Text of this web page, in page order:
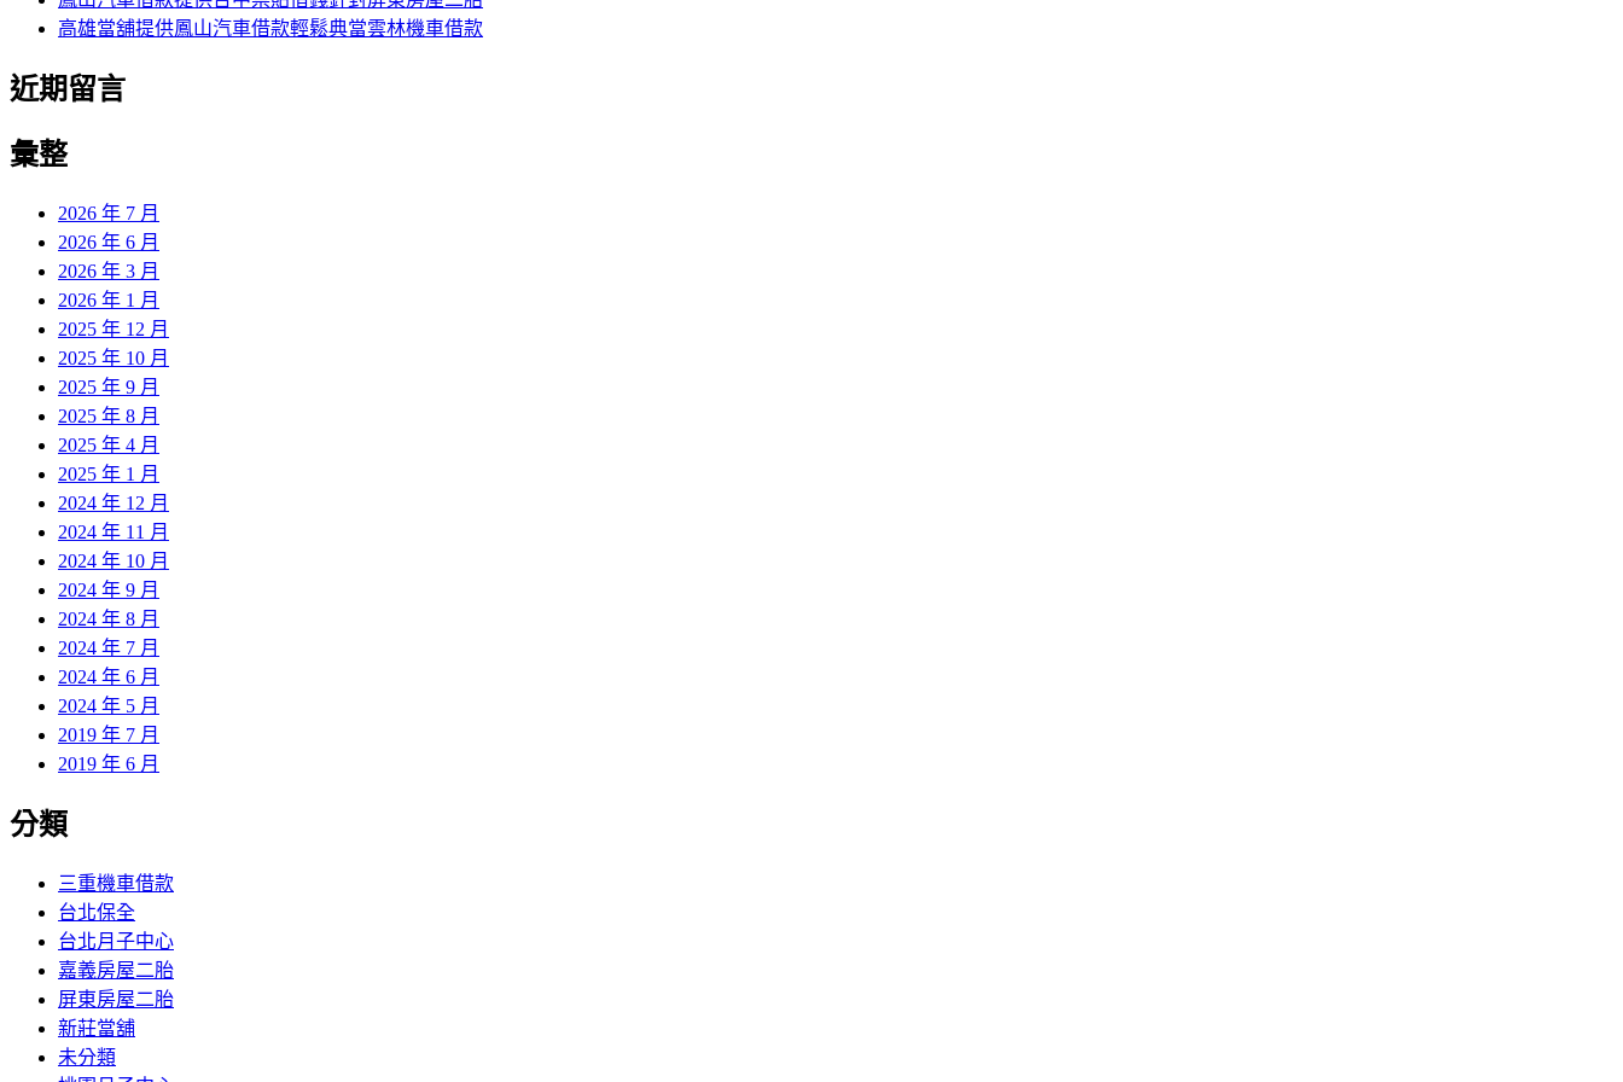
高雄當舖提供鳳山汽車借款輕鬆典當雲林機車借款
近期留言
彙整
2026 年 7 月
2026 年 6 月
2026 年 3 月
2026 年 1 月
2025 年 12 月
2025 年 10 月
2025 年 9 月
2025 年 8 月
2025 年 4 月
2025 年 1 月
2024 年 12 月
2024 年 11 月
2024 年 10 月
2024 年 9 月
2024 年 8 月
2024 年 7 月
2024 年 6 月
2024 年 5 月
2019 年 7 月
2019 年 6 月
分類
三重機車借款
台北保全
台北月子中心
嘉義房屋二胎
屏東房屋二胎
新莊當舖
未分類